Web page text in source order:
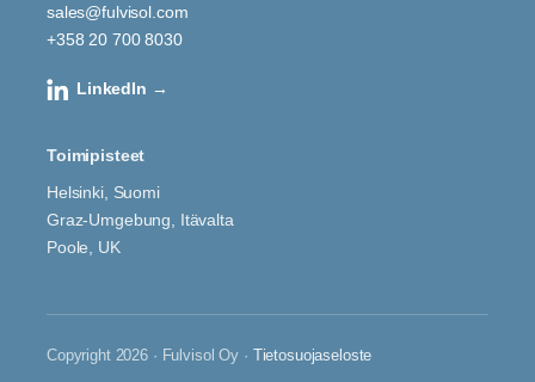
sales@fulvisol.com
+358 20 700 8030
LinkedIn →
Toimipisteet
Helsinki, Suomi
Graz-Umgebung, Itävalta
Poole, UK
Copyright 2026 · Fulvisol Oy · Tietosuojaseloste